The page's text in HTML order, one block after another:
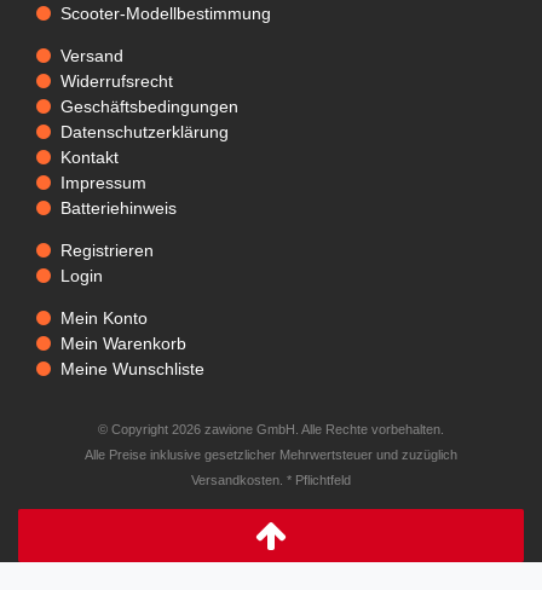
Scooter-Modellbestimmung
Versand
Widerrufsrecht
Geschäftsbedingungen
Datenschutzerklärung
Kontakt
Impressum
Batteriehinweis
Registrieren
Login
Mein Konto
Mein Warenkorb
Meine Wunschliste
© Copyright 2026 zawione GmbH. Alle Rechte vorbehalten.
Alle Preise inklusive gesetzlicher Mehrwertsteuer und zuzüglich
Versandkosten. * Pflichtfeld